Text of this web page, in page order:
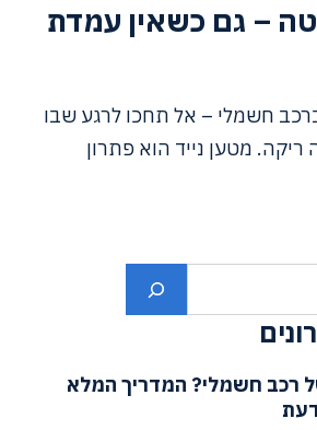
– גם כשאין עמדת
חשמלי – אל תחכו לרגע שבו
מטען נייד הוא פתרון
רכב חשמלי? המדריך המלא